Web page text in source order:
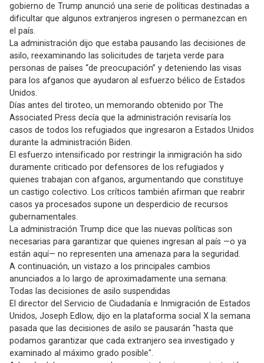
gobierno de Trump anunció una serie de políticas destinadas a
dificultar que algunos extranjeros ingresen o permanezcan en
el país.
La administración dijo que estaba pausando las decisiones de
asilo, reexaminando las solicitudes de tarjeta verde para
personas de países “de preocupación” y deteniendo las visas
para los afganos que ayudaron al esfuerzo bélico de Estados
Unidos.
Días antes del tiroteo, un memorando obtenido por The
Associated Press decía que la administración revisaría los
casos de todos los refugiados que ingresaron a Estados Unidos
durante la administración Biden.
El esfuerzo intensificado por restringir la inmigración ha sido
duramente criticado por defensores de los refugiados y
quienes trabajan con afganos, argumentando que constituye
un castigo colectivo. Los críticos también afirman que reabrir
casos ya procesados ​​supone un desperdicio de recursos
gubernamentales.
La administración Trump dice que las nuevas políticas son
necesarias para garantizar que quienes ingresan al país —o ya
están aquí— no representen una amenaza para la seguridad.
A continuación, un vistazo a los principales cambios
anunciados a lo largo de aproximadamente una semana:
Todas las decisiones de asilo suspendidas
El director del Servicio de Ciudadanía e Inmigración de Estados
Unidos, Joseph Edlow, dijo en la plataforma social X la semana
pasada que las decisiones de asilo se pausarán "hasta que
podamos garantizar que cada extranjero sea investigado y
examinado al máximo grado posible".